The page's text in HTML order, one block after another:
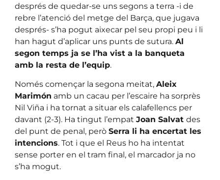
després de quedar-se uns segons a terra -i de
rebre l’atenció del metge del Barça, que jugava
després- s’ha pogut aixecar pel seu propi peu i li
han hagut d’aplicar uns punts de sutura. Al
segon temps ja se l’ha vist a la banqueta
amb la resta de l’equip.
Només començar la segona meitat, Aleix
Marimón amb un cacau per l’escaire ha sorprès
Nil Viña i ha tornat a situar els calafellencs per
davant (2-3). Ha tingut l’empat Joan Salvat des
del punt de penal, però Serra li ha encertat les
intencions. Tot i que el Reus ho ha intentat
sense porter en el tram final, el marcador ja no
s’ha mogut.